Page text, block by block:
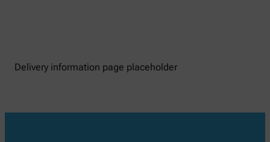
Delivery information page placeholder